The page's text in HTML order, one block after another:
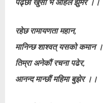
पढ्छौं खुसी भै अहिले झुमेर ।।
रहेछ रामायणता महान,
मानिन्छ शाश्वत् यसको कमान ।
तिम्रा अनेकौं रचना पढेर,
आनन्द मान्छौं महिमा बुझेर ।।